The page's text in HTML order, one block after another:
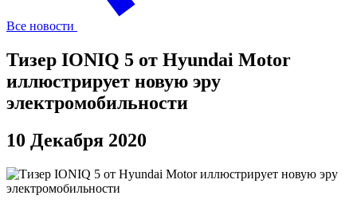
Все новости
Тизер IONIQ 5 от Hyundai Motor
иллюстрирует новую эру
электромобильности
10 Декабря 2020